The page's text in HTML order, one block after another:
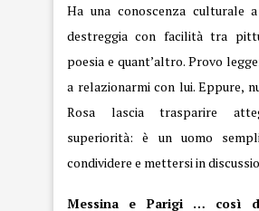
Ha una conoscenza culturale
destreggia con facilità tra
poesia e quant’altro. Provo
a relazionarmi con lui. Eppure,
Rosa lascia trasparire
superiorità: è un uomo
condividere e mettersi in
Messina e Parigi … così